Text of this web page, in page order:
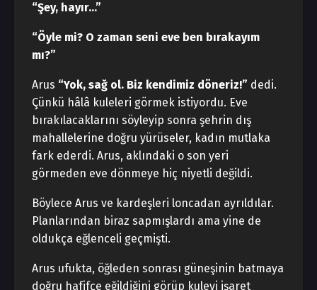
“Şey, hayır…”
“Öyle mi? O zaman seni eve ben bırakayım
mı?”
Arus “Yok, sağ ol. Biz kendimiz döneriz!” dedi.
Çünkü hâlâ kuleleri görmek istiyordu. Eve
bırakılacaklarını söyleyip sonra şehrin dış
mahallelerine doğru yürüseler, kadın mutlaka
fark ederdi. Arus, aklındaki o son yeri
görmeden eve dönmeye hiç niyetli değildi.
Böylece Arus ve kardeşleri loncadan ayrıldılar.
Planlarından biraz sapmışlardı ama yine de
oldukça eğlenceli geçmişti.
Arus ufukta, öğleden sonrası güneşinin batmaya
doğru hafifçe eğildiğini görüp kuleyi işaret